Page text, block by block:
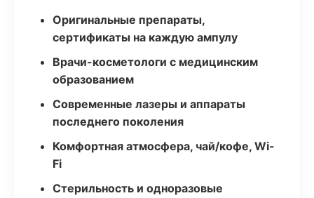
Оригинальные препараты,
сертификаты на каждую ампулу
Врачи-косметологи с медицинским
образованием
Современные лазеры и аппараты
последнего поколения
Комфортная атмосфера, чай/кофе, Wi-
Fi
Стерильность и одноразовые